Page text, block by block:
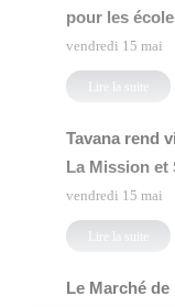
pour les
vendredi 15 mai
Lire la suite
Tavana rend
La Mission et
vendredi 15 mai
Lire la suite
Le Marché